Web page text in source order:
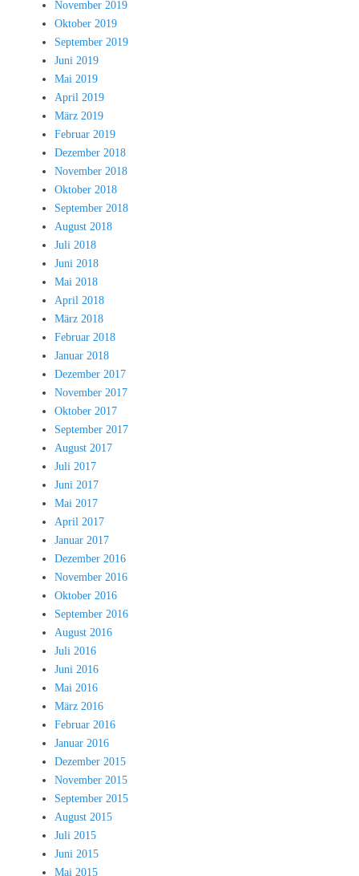
November 2019
Oktober 2019
September 2019
Juni 2019
Mai 2019
April 2019
März 2019
Februar 2019
Dezember 2018
November 2018
Oktober 2018
September 2018
August 2018
Juli 2018
Juni 2018
Mai 2018
April 2018
März 2018
Februar 2018
Januar 2018
Dezember 2017
November 2017
Oktober 2017
September 2017
August 2017
Juli 2017
Juni 2017
Mai 2017
April 2017
Januar 2017
Dezember 2016
November 2016
Oktober 2016
September 2016
August 2016
Juli 2016
Juni 2016
Mai 2016
März 2016
Februar 2016
Januar 2016
Dezember 2015
November 2015
September 2015
August 2015
Juli 2015
Juni 2015
Mai 2015